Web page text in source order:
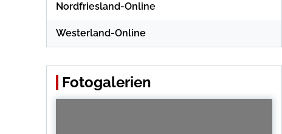
Nordfriesland-Online
Westerland-Online
Fotogalerien